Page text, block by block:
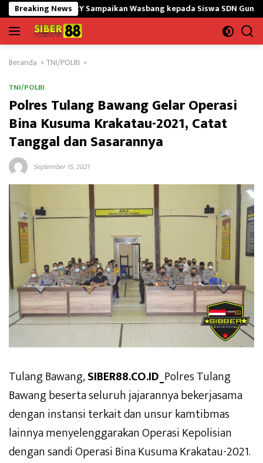
Langsung
ke
konten
Breaking News
Sampaikan Wasbang kepada Siswa SDN Gunung Susu
Beranda TNI/POLRI
TNI/POLRI
Polres Tulang Bawang Gelar Operasi
Bina Kusuma Krakatau-2021, Catat
Tanggal dan Sasarannya
September 15, 2021
Tulang Bawang,SIBER88.CO.ID_Polres Tulang
Bawang beserta seluruh jajarannya bekerjasama
dengan instansi terkait dan unsur kamtibmas
lainnya menyelenggarakan Operasi Kepolisian
dengan sandi Operasi Bina Kusuma Krakatau-2021.